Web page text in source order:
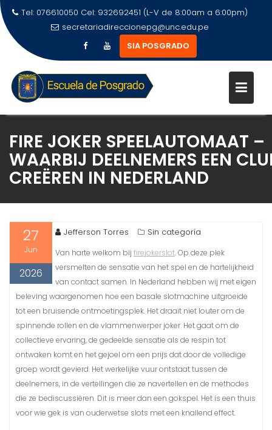
Tel: 076610050 Cel: 932692451 (L-V de 8:00am a 6:00pm)
secretariadireccionepg@unc.edu.pe
SIA POSGRADO
FIRE JOKER SPEELAUTOMAAT –
WAARBIJ DEELNEMERS EEN
CREËREN IN NEDERLAND
27
Jun
2026
Jefferson Torres Sin categoría
Van harte welkom bij firejokerslot. Op deze plek
versmelten de sensatie van het spel en de hartelijkheid
van contact samen. In Nederland hebben wij met eigen
beleving waargenomen hoe een basale slotmachine uitgroeide
tot een bruisende ontmoetingsplek. Het draait niet louter om de
spinnende rollen en de vlammenwerper joker. Het gaat om de
collectieve ervaring, de gedeelde sensatie als de respin tot
ontwaken komt en het gejoel om een prijs dat door de volledige
groep wordt gevierd. Het werkelijke vuur ontstaat tussen de
deelnemers, in de vertellingen die ze navertellen en de methodes
die ze bediscussiëren. Dit is meer dan een gokspel. Het is een thuis
voor wie gek is van ouderwetse slots met een knallend effect.